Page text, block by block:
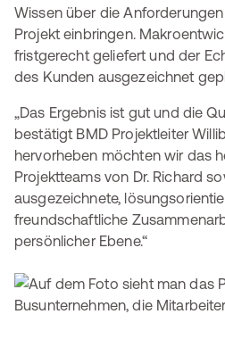
Wissen über die
Projekt einbringen.
fristgerecht geliefert und der
des Kunden ausgezeichnet
„Das Ergebnis ist gut und die
bestätigt BMD Projektleiter
hervorheben möchten wir das
Projektteams von Dr. Richard
ausgezeichnete,
freundschaftliche
persönlicher Ebene.“